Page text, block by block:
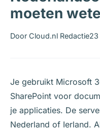
moeten
Door Cloud.nl Redactie23
Je gebruikt Microsoft
SharePoint voor
je applicaties. De
Nederland of Ierland.